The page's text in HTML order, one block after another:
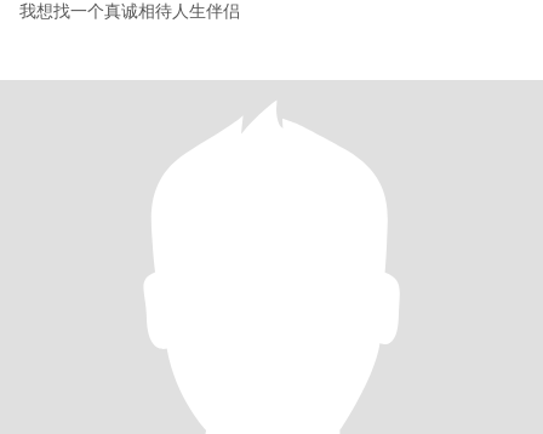
我想找一个真诚相待人生伴侣